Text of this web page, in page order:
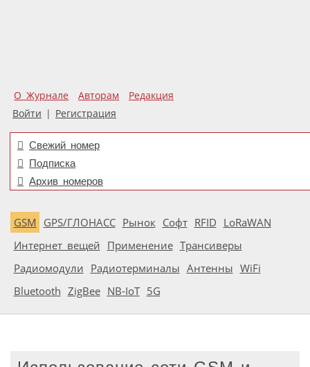
О Журнале Авторам
Редакция
Войти | Регистрация
Свежий номер
Подписка
Архив номеров
GSM GPS/ГЛОНАСС Рынок Софт RFID LoRaWAN
Интернет вещей Применение Трансиверы
Радиомодули Радиотерминалы Антенны WiFi
Bluetooth ZigBee NB-IoT 5G